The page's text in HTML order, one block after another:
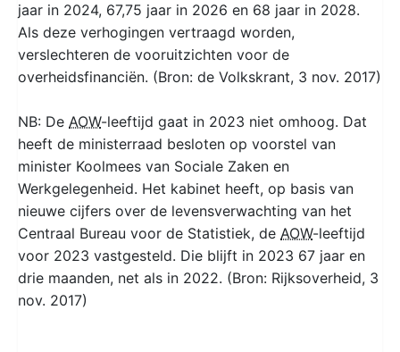
jaar in 2024, 67,75 jaar in 2026 en 68 jaar in 2028.
Als deze verhogingen vertraagd worden,
verslechteren de vooruitzichten voor de
overheidsfinanciën. (Bron: de Volkskrant, 3 nov. 2017)
NB: De AOW-leeftijd gaat in 2023 niet omhoog. Dat
heeft de ministerraad besloten op voorstel van
minister Koolmees van Sociale Zaken en
Werkgelegenheid. Het kabinet heeft, op basis van
nieuwe cijfers over de levensverwachting van het
Centraal Bureau voor de Statistiek, de AOW-leeftijd
voor 2023 vastgesteld. Die blijft in 2023 67 jaar en
drie maanden, net als in 2022. (Bron: Rijksoverheid, 3
nov. 2017)